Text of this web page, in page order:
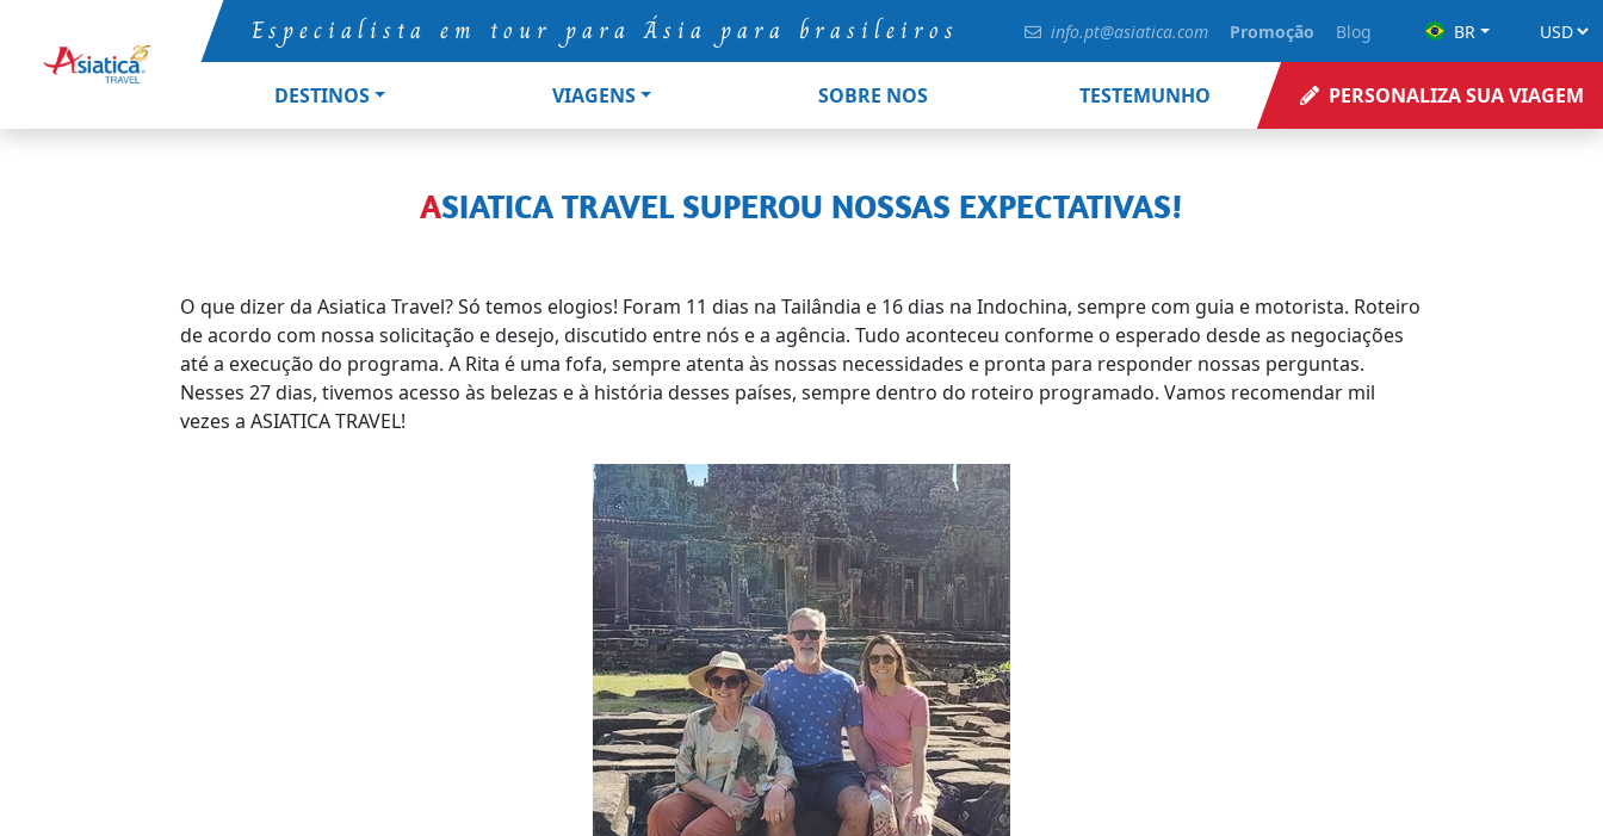
Especialista em tour para Ásia para brasileiros info.pt@asiatica.com Promoção Blog BR
DESTINOS VIAGENS SOBRE NOS TESTEMUNHO PERSONALIZA SUA VIAGEM
ASIATICA TRAVEL SUPEROU NOSSAS EXPECTATIVAS!
O que dizer da Asiatica Travel? Só temos elogios! Foram 11 dias na Tailândia e 16 dias na Indochina, sempre com guia e motorista. Roteiro
de acordo com nossa solicitação e desejo, discutido entre nós e a agência. Tudo aconteceu conforme o esperado desde as negociações
até a execução do programa. A Rita é uma fofa, sempre atenta às nossas necessidades e pronta para responder nossas perguntas.
Nesses 27 dias, tivemos acesso às belezas e à história desses países, sempre dentro do roteiro programado. Vamos recomendar mil
vezes a ASIATICA TRAVEL!